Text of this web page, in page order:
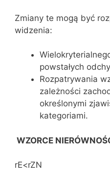
Zmiany te mogą być
widzenia:
powstałych
Rozpatrywania
zależności
określonymi
kategoriami.
WZORCE
rE<rZN